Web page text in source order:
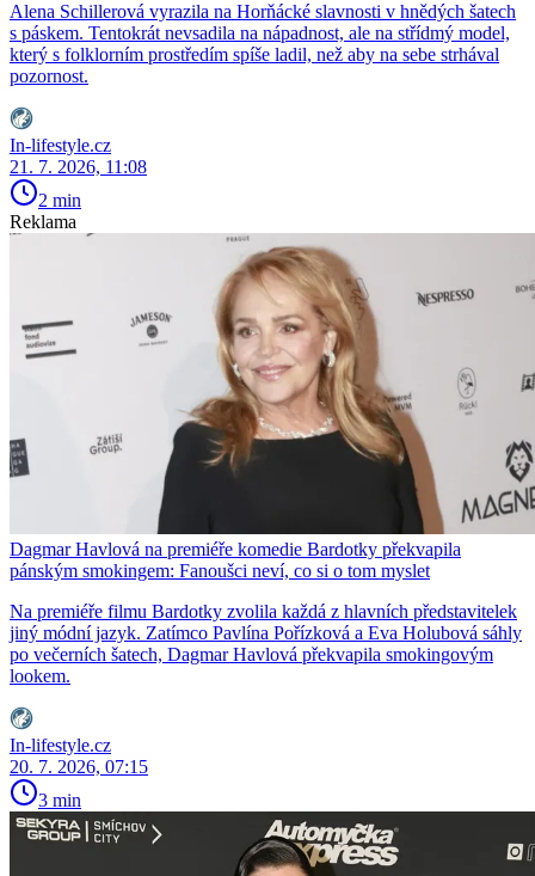
Alena Schillerová vyrazila na Horňácké slavnosti v hnědých šatech
s páskem. Tentokrát nevsadila na nápadnost, ale na střídmý model,
který s folklorním prostředím spíše ladil, než aby na sebe strhával
pozornost.
In-lifestyle.cz
21. 7. 2026, 11:08
2 min
Reklama
Dagmar Havlová na premiéře komedie Bardotky překvapila
pánským smokingem: Fanoušci neví, co si o tom myslet
Na premiéře filmu Bardotky zvolila každá z hlavních představitelek
jiný módní jazyk. Zatímco Pavlína Pořízková a Eva Holubová sáhly
po večerních šatech, Dagmar Havlová překvapila smokingovým
lookem.
In-lifestyle.cz
20. 7. 2026, 07:15
3 min